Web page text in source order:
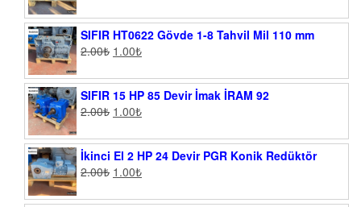
SIFIR HT0622 Gövde 1-8 Tahvil Mil 110 mm
2.00₺ 1.00₺
SIFIR 15 HP 85 Devir İmak İRAM 92
2.00₺ 1.00₺
İkinci El 2 HP 24 Devir PGR Konik Redüktör
2.00₺ 1.00₺